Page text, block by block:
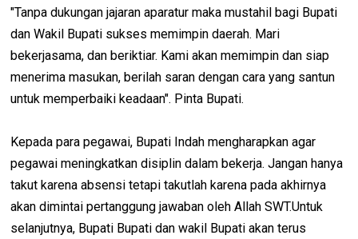
"Tanpa dukungan jajaran aparatur maka mustahil bagi Bupati
dan Wakil Bupati sukses memimpin daerah. Mari
bekerjasama, dan beriktiar. Kami akan memimpin dan siap
menerima masukan, berilah saran dengan cara yang santun
untuk memperbaiki keadaan". Pinta Bupati.
Kepada para pegawai, Bupati Indah mengharapkan agar
pegawai meningkatkan disiplin dalam bekerja. Jangan hanya
takut karena absensi tetapi takutlah karena pada akhirnya
akan dimintai pertanggung jawaban oleh Allah SWT.Untuk
selanjutnya, Bupati Bupati dan wakil Bupati akan terus